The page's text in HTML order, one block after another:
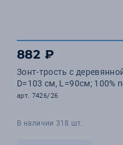
882 ₽
Зонт-трость с
D=103 см, L=90см; 100%
арт. 7426/26
В наличии 318 шт.